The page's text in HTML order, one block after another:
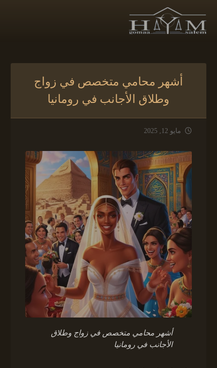
أشهر محامي متخصص في زواج
وطلاق الأجانب في رومانيا
مايو 12, 2025
أشهر محامي متخصص في زواج وطلاق
الأجانب في رومانيا